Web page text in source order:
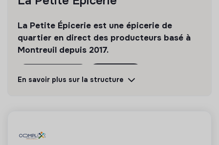
La Petite Épicerie est une épicerie de
quartier en direct des producteurs basé à
Montreuil depuis 2017.
La mission de cette entreprise est de concevoir
des produits ou proposer des services éco-
En savoir plus sur la structure